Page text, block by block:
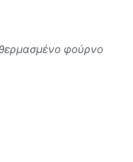
φούρνο